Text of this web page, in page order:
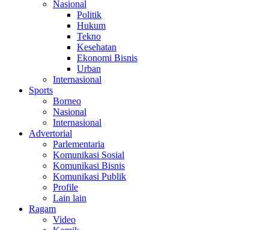
Nasional
Politik
Hukum
Tekno
Kesehatan
Ekonomi Bisnis
Urban
Internasional
Sports
Borneo
Nasional
Internasional
Advertorial
Parlementaria
Komunikasi Sosial
Komunikasi Bisnis
Komunikasi Publik
Profile
Lain lain
Ragam
Video